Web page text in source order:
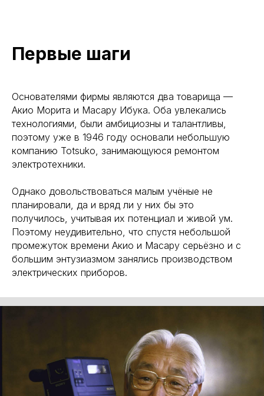
Первые шаги
Основателями фирмы являются два товарища —
Акио Морита и Масару Ибука. Оба увлекались
технологиями, были амбициозны и талантливы,
поэтому уже в 1946 году основали небольшую
компанию Totsuko, занимающуюся ремонтом
электротехники.
Однако довольствоваться малым учёные не
планировали, да и вряд ли у них бы это
получилось, учитывая их потенциал и живой ум.
Поэтому неудивительно, что спустя небольшой
промежуток времени Акио и Масару серьёзно и с
большим энтузиазмом занялись производством
электрических приборов.